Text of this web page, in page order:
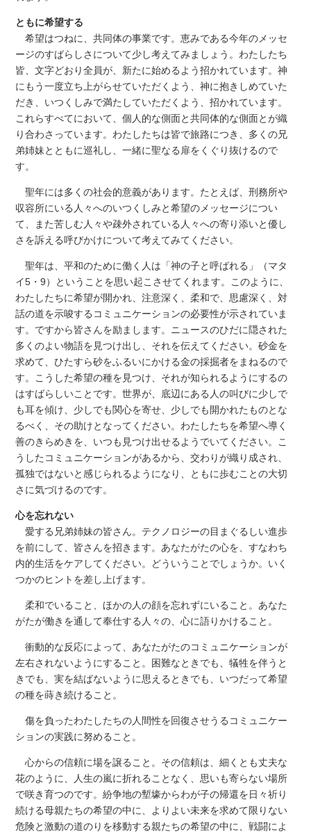
ともに希望する
希望はつねに、共同体の事業です。恵みである今年のメッセ
ージのすばらしさについて少し考えてみましょう。わたしたち
皆、文字どおり全員が、新たに始めるよう招かれています。神
にもう一度立ち上がらせていただくよう、神に抱きしめていた
だき、いつくしみで満たしていただくよう、招かれています。
これらすべてにおいて、個人的な側面と共同体的な側面とが織
り合わさっています。わたしたちは皆で旅路につき、多くの兄
弟姉妹とともに巡礼し、一緒に聖なる扉をくぐり抜けるので
す。
聖年には多くの社会的意義があります。たとえば、刑務所や
収容所にいる人々へのいつくしみと希望のメッセージについ
て、また苦しむ人々や疎外されている人々への寄り添いと優し
さを訴える呼びかけについて考えてみてください。
聖年は、平和のために働く人は「神の子と呼ばれる」（マタ
イ5・9）ということを思い起こさせてくれます。このように、
わたしたちに希望が開かれ、注意深く、柔和で、思慮深く、対
話の道を示唆するコミュニケーションの必要性が示されていま
す。ですから皆さんを励まします。ニュースのひだに隠された
多くのよい物語を見つけ出し、それを伝えてください。砂金を
求めて、ひたすら砂をふるいにかける金の採掘者をまねるので
す。こうした希望の種を見つけ、それが知られるようにするの
はすばらしいことです。世界が、底辺にある人の叫びに少しで
も耳を傾け、少しでも関心を寄せ、少しでも開かれたものとな
るべく、その助けとなってください。わたしたちを希望へ導く
善のきらめきを、いつも見つけ出せるようでいてください。こ
うしたコミュニケーションがあるから、交わりが織り成され、
孤独ではないと感じられるようになり、ともに歩むことの大切
さに気づけるのです。
心を忘れない
愛する兄弟姉妹の皆さん。テクノロジーの目まぐるしい進歩
を前にして、皆さんを招きます。あなたがたの心を、すなわち
内的生活をケアしてください。どういうことでしょうか。いく
つかのヒントを差し上げます。
柔和でいること、ほかの人の顔を忘れずにいること。あなた
がたが働きを通して奉仕する人々の、心に語りかけること。
衝動的な反応によって、あなたがたのコミュニケーションが
左右されないようにすること。困難なときでも、犠牲を伴うと
きでも、実を結ばないように思えるときでも、いつだって希望
の種を蒔き続けること。
傷を負ったわたしたちの人間性を回復させうるコミュニケー
ションの実践に努めること。
心からの信頼に場を譲ること。その信頼は、細くとも丈夫な
花のように、人生の嵐に折れることなく、思いも寄らない場所
で咲き育つのです。紛争地の塹壕からわが子の帰還を日々祈り
続ける母親たちの希望の中に、よりよい未来を求めて限りない
危険と激動の道のりを移動する親たちの希望の中に、戦闘によ